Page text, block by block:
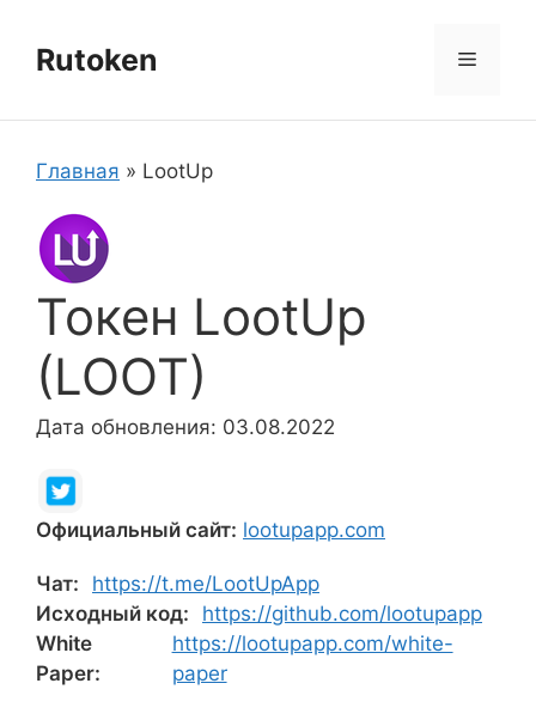
содержимому
Rutoken Меню
Главная » LootUp
Токен LootUp
(LOOT)
Дата обновления: 03.08.2022
Официальный сайт: lootupapp.com
Чат:
https://t.me/LootUpApp
Исходный код:
https://github.com/lootupapp
White
Paper:
https://lootupapp.com/white-
paper